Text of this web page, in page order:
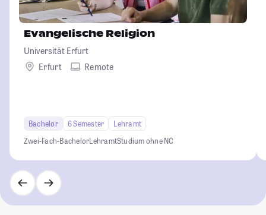
Evangelische Religion
Universität Erfurt
Erfurt
Remote
Bachelor 6 Semester
Lehramt
Zwei-Fach-BachelorLehramtStudium ohne NC